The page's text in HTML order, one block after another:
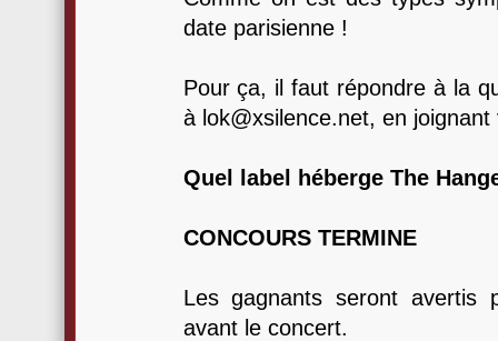
date parisienne !
Pour ça, il faut répondre à la
à lok@xsilence.net, en
Quel label héberge The
CONCOURS TERMINE
Les gagnants seront avertis
avant le concert.